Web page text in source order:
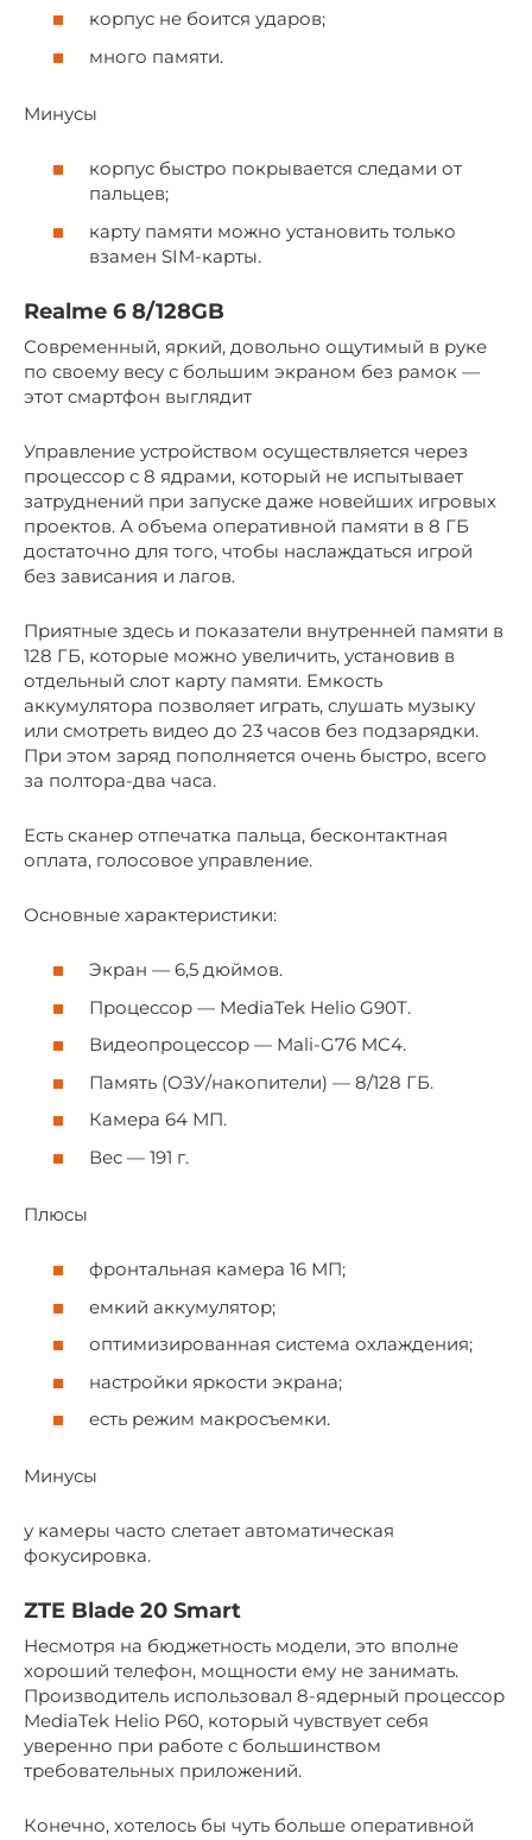
корпус не боится ударов;
много памяти.
Минусы
корпус быстро покрывается следами от
пальцев;
карту памяти можно установить только
взамен SIM-карты.
Realme 6 8/128GB
Современный, яркий, довольно ощутимый в руке
по своему весу с большим экраном без рамок —
этот смартфон выглядит
Управление устройством осуществляется через
процессор с 8 ядрами, который не испытывает
затруднений при запуске даже новейших игровых
проектов. А объема оперативной памяти в 8 ГБ
достаточно для того, чтобы наслаждаться игрой
без зависания и лагов.
Приятные здесь и показатели внутренней памяти в
128 ГБ, которые можно увеличить, установив в
отдельный слот карту памяти. Емкость
аккумулятора позволяет играть, слушать музыку
или смотреть видео до 23 часов без подзарядки.
При этом заряд пополняется очень быстро, всего
за полтора-два часа.
Есть сканер отпечатка пальца, бесконтактная
оплата, голосовое управление.
Основные характеристики:
Экран — 6,5 дюймов.
Процессор — MediaTek Helio G90T.
Видеопроцессор — Mali-G76 MC4.
Память (ОЗУ/накопители) — 8/128 ГБ.
Камера 64 МП.
Вес — 191 г.
Плюсы
фронтальная камера 16 МП;
емкий аккумулятор;
оптимизированная система охлаждения;
настройки яркости экрана;
есть режим макросъемки.
Минусы
у камеры часто слетает автоматическая
фокусировка.
ZTE Blade 20 Smart
Несмотря на бюджетность модели, это вполне
хороший телефон, мощности ему не занимать.
Производитель использовал 8-ядерный процессор
MediaTek Helio P60, который чувствует себя
уверенно при работе с большинством
требовательных приложений.
Конечно, хотелось бы чуть больше оперативной